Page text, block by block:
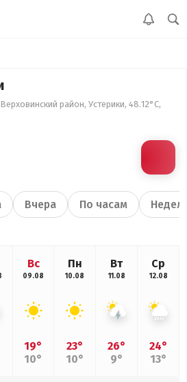
район, Устерики, 48.12°С,
Вчера По часам
Вс
09.08
19°
10°
Пн
10.08
23°
10°
Вт
11.08
26°
9°
Ср
12.08
24°
13°